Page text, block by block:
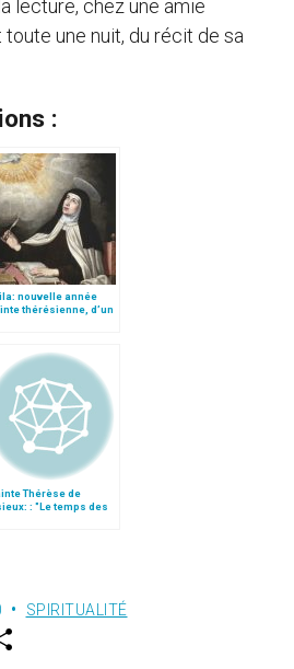
lecture, chez une amie
une nuit, du récit de sa
:
nouvelle année
thérésienne, d’un
Thérèse de
: "Le temps des
SPIRITUALITÉ